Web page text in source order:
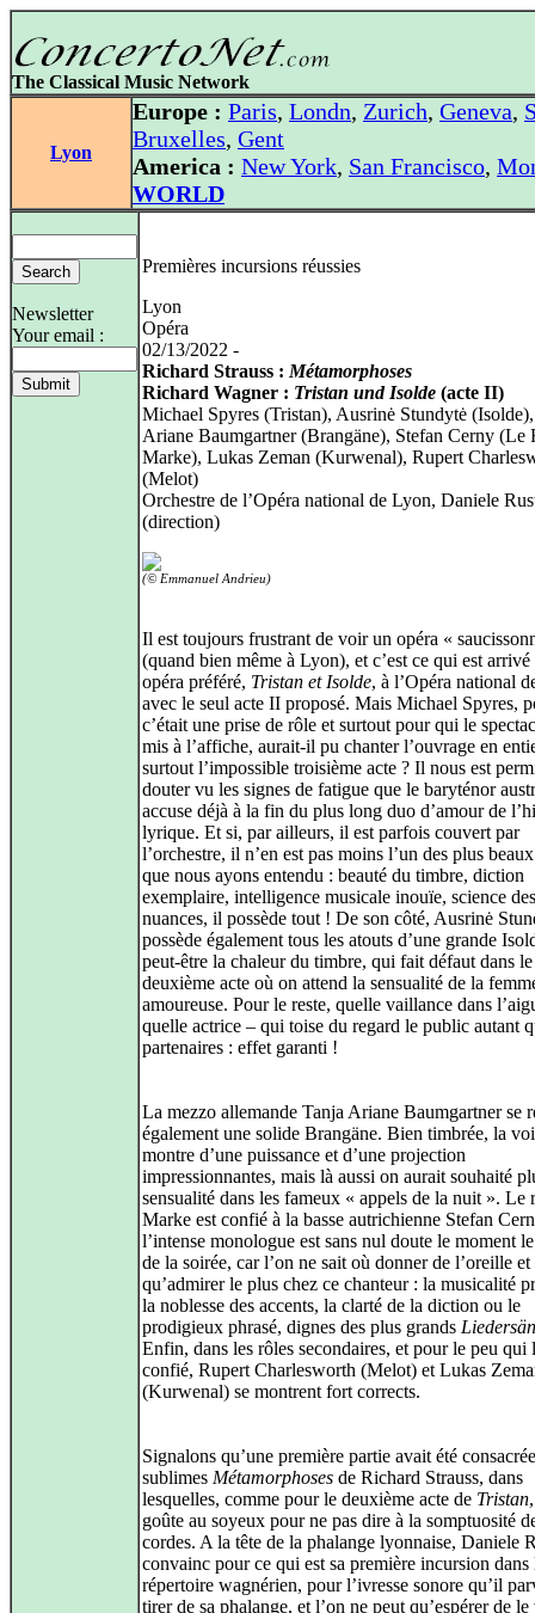
The Classical Music Network
Lyon
Europe : Paris, Londn, Zurich, Geneva,
Bruxelles, Gent
America : New York, San Francisco,
WORLD
Newsletter
Your email :
Premières incursions réussies
Lyon
Opéra
02/13/2022 -
Richard Strauss : Métamorphoses
Richard Wagner : Tristan und Isolde (acte II)
Michael Spyres (Tristan), Ausrinė Stundytė
Ariane Baumgartner (Brangäne), Stefan Cerny (Le
Marke), Lukas Zeman (Kurwenal), Rupert
(Melot)
Orchestre de l’Opéra national de Lyon, Daniele
(direction)
(© Emmanuel Andrieu)
Il est toujours frustrant de voir un opéra «
(quand bien même à Lyon), et c’est ce qui est arrivé
opéra préféré, Tristan et Isolde, à l’Opéra national
avec le seul acte II proposé. Mais Michael Spyres,
c’était une prise de rôle et surtout pour qui le
mis à l’affiche, aurait‑il pu chanter l’ouvrage en
surtout l’impossible troisième acte ? Il nous est
douter vu les signes de fatigue que le baryténor
accuse déjà à la fin du plus long duo d’amour de
lyrique. Et si, par ailleurs, il est parfois couvert par
l’orchestre, il n’en est pas moins l’un des plus
que nous ayons entendu : beauté du timbre, diction
exemplaire, intelligence musicale inouïe, science des
nuances, il possède tout ! De son côté, Ausrinė
possède également tous les atouts d’une grande
peut‑être la chaleur du timbre, qui fait défaut dans le
deuxième acte où on attend la sensualité de la
amoureuse. Pour le reste, quelle vaillance dans
quelle actrice – qui toise du regard le public autant
partenaires : effet garanti !
La mezzo allemande Tanja Ariane Baumgartner se
également une solide Brangäne. Bien timbrée, la
montre d’une puissance et d’une projection
impressionnantes, mais là aussi on aurait souhaité
sensualité dans les fameux « appels de la nuit ». Le
Marke est confié à la basse autrichienne Stefan
l’intense monologue est sans nul doute le moment
de la soirée, car l’on ne sait où donner de l’oreille et
qu’admirer le plus chez ce chanteur : la musicalité
la noblesse des accents, la clarté de la diction ou le
prodigieux phrasé, dignes des plus grands
Enfin, dans les rôles secondaires, et pour le peu qui
confié, Rupert Charlesworth (Melot) et Lukas
(Kurwenal) se montrent fort corrects.
Signalons qu’une première partie avait été
sublimes Métamorphoses de Richard Strauss, dans
lesquelles, comme pour le deuxième acte de Tristan
goûte au soyeux pour ne pas dire à la somptuosité
cordes. A la tête de la phalange lyonnaise, Daniele
convainc pour ce qui est sa première incursion dans
répertoire wagnérien, pour l’ivresse sonore qu’il
tirer de sa phalange, et l’on ne peut qu’espérer de